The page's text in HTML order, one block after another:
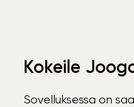
Kokeile
Sovelluksessa on